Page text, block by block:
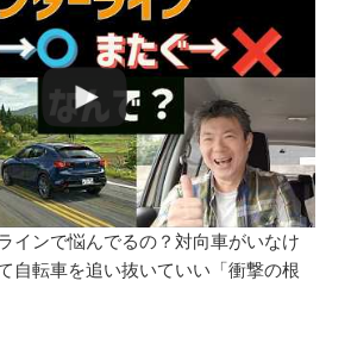
インで悩んでるの？対向車がいなけ
自転車を追い抜いていい「衝撃の根